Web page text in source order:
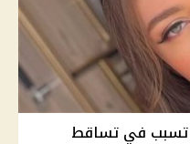
في تساقط